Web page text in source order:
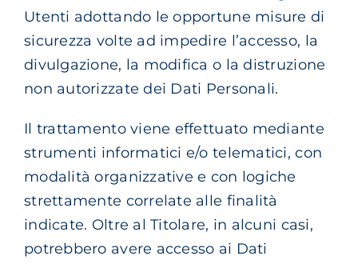
Utenti adottando le opportune misure di
sicurezza volte ad impedire l’accesso, la
divulgazione, la modifica o la distruzione
non autorizzate dei Dati Personali.
Il trattamento viene effettuato mediante
strumenti informatici e/o telematici, con
modalità organizzative e con logiche
strettamente correlate alle finalità
indicate. Oltre al Titolare, in alcuni casi,
potrebbero avere accesso ai Dati